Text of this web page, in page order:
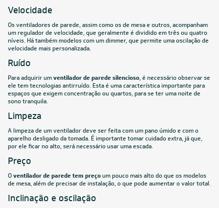
Velocidade
Os ventiladores de parede, assim como os de mesa e outros, acompanham
um regulador de velocidade, que geralmente é dividido em três ou quatro
níveis. Há também modelos com um dimmer, que permite uma oscilação de
velocidade mais personalizada.
Ruído
Para adquirir umventilador de parede silencioso, é necessário observar se
ele tem tecnologias antirruído. Esta é uma característica importante para
espaços que exigem concentração ou quartos, para se ter uma noite de
sono tranquila.
Limpeza
A limpeza de umventiladordeve ser feita com um pano úmido e com o
aparelho desligado da tomada. É importante tomar cuidado extra, já que,
por ele ficar no alto, será necessário usar uma escada.
Preço
Oventilador de parede tem preçoum pouco mais alto do que os modelos
de mesa, além de precisar de instalação, o que pode aumentar o valor total.
Inclinação e oscilação